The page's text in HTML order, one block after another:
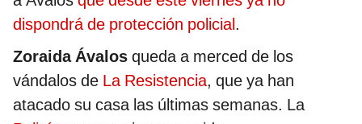
dispondrá de protección policial.
Zoraida Ávalos queda a merced de los
vándalos de La Resistencia, que ya han
atacado su casa las últimas semanas. La